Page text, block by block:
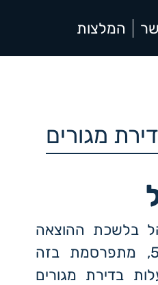
המלצות
מגורים
בלשכת ההוצאה
לפועל בקריות בתיק מס' 502646-02-23, מתפרסמת בזה
בדירת מגורים